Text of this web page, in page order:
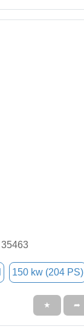
150 kw (204 PS)
★ ➦